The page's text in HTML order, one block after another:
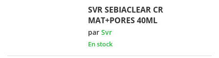
SVR SEBIACLEAR CR
MAT+PORES 40ML
parSvr
En stock